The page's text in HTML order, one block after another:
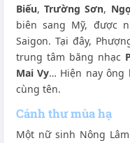
Biếu, Trường Sơn,
biên sang Mỹ, được
Saigon. Tại đây,
trung tâm băng nhạc
Mai Vy… Hiện nay ông
cùng tên.
Cánh thư mùa hạ
Một nữ sinh Nông